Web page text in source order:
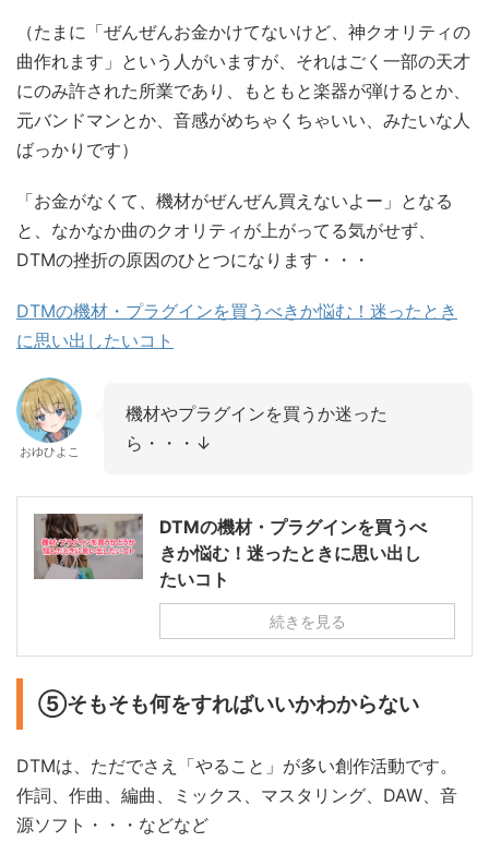
（たまに「ぜんぜんお金かけてないけど、神クオリティの
曲作れます」という人がいますが、それはごく一部の天才
にのみ許された所業であり、もともと楽器が弾けるとか、
元バンドマンとか、音感がめちゃくちゃいい、みたいな人
ばっかりです）
「お金がなくて、機材がぜんぜん買えないよー」となる
と、なかなか曲のクオリティが上がってる気がせず、
DTMの挫折の原因のひとつになります・・・
DTMの機材・プラグインを買うべきか悩む！迷ったとき
に思い出したいコト
おゆひよこ
機材やプラグインを買うか迷った
ら・・・↓
DTMの機材・プラグインを買うべ
きか悩む！迷ったときに思い出し
たいコト
続きを見る
⑤そもそも何をすればいいかわからない
DTMは、ただでさえ「やること」が多い創作活動です。
作詞、作曲、編曲、ミックス、マスタリング、DAW、音
源ソフト・・・などなど